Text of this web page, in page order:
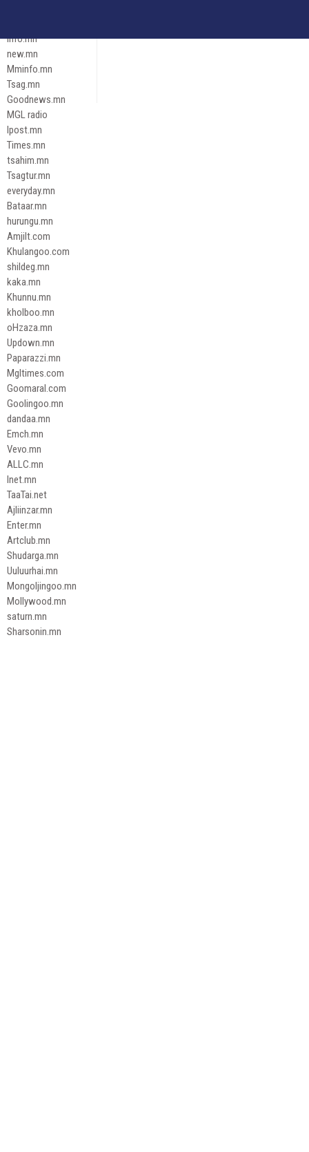
info.mn
new.mn
Mminfo.mn
Tsag.mn
Goodnews.mn
MGL radio
Ipost.mn
Times.mn
tsahim.mn
Tsagtur.mn
everyday.mn
Bataar.mn
hurungu.mn
Amjilt.com
Khulangoo.com
shildeg.mn
kaka.mn
Khunnu.mn
kholboo.mn
oHzaza.mn
Updown.mn
Paparazzi.mn
Mgltimes.com
Goomaral.com
Goolingoo.mn
dandaa.mn
Emch.mn
Vevo.mn
ALLC.mn
Inet.mn
TaaTai.net
Ajliinzar.mn
Enter.mn
Artclub.mn
Shudarga.mn
Uuluurhai.mn
Mongoljingoo.mn
Mollywood.mn
saturn.mn
Sharsonin.mn